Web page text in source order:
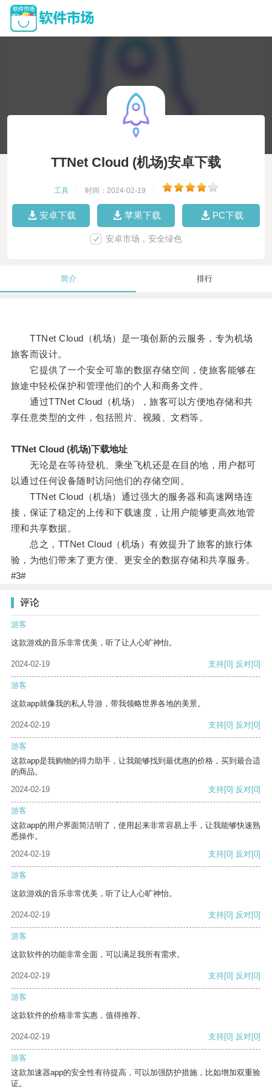
TTNet Cloud (机场)安卓下载
工具 时间：2024-02-19
安卓下载 苹果下载 PC下载
安卓市场，安全绿色
简介 排行
TTNet Cloud（机场）是一项创新的云服务，专为机场
旅客而设计。
它提供了一个安全可靠的数据存储空间，使旅客能够在
旅途中轻松保护和管理他们的个人和商务文件。
通过TTNet Cloud（机场），旅客可以方便地存储和共
享任意类型的文件，包括照片、视频、文档等。
TTNet Cloud (机场)下载地址
无论是在等待登机、乘坐飞机还是在目的地，用户都可
以通过任何设备随时访问他们的存储空间。
TTNet Cloud（机场）通过强大的服务器和高速网络连
接，保证了稳定的上传和下载速度，让用户能够更高效地管
理和共享数据。
总之，TTNet Cloud（机场）有效提升了旅客的旅行体
验，为他们带来了更方便、更安全的数据存储和共享服务。
#3#
评论
游客
这款游戏的音乐非常优美，听了让人心旷神怡。
2024-02-19 支持[0] 反对[0]
游客
这款app就像我的私人导游，带我领略世界各地的美景。
2024-02-19 支持[0] 反对[0]
游客
这款app是我购物的得力助手，让我能够找到最优惠的价格，买到最合适
的商品。
2024-02-19
支持[0] 反对[0]
游客
这款app的用户界面简洁明了，使用起来非常容易上手，让我能够快速熟
悉操作。
2024-02-19
支持[0] 反对[0]
游客
这款游戏的音乐非常优美，听了让人心旷神怡。
2024-02-19 支持[0] 反对[0]
游客
这款软件的功能非常全面，可以满足我所有需求。
2024-02-19 支持[0] 反对[0]
游客
这款软件的价格非常实惠，值得推荐。
2024-02-19 支持[0] 反对[0]
游客
这款加速器app的安全性有待提高，可以加强防护措施，比如增加双重验
证。